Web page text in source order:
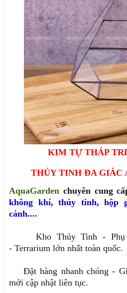
KIM TỰ THÁP
THỦY TINH ĐA GIÁC
AquaGarden chuyên cung
không khí,thủy tinh,hộp
cảnh....
Kho Thủy Tinh - Phụ
- Terrarium lớn nhất toàn quốc.
Đặt hàng nhanh chóng -
mới cập nhật liên tục.